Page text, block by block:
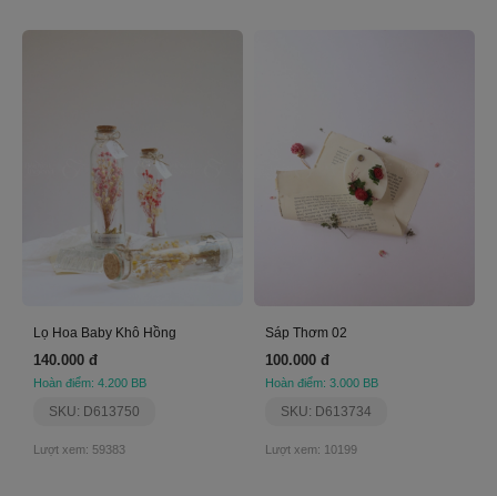
Lọ Hoa Baby Khô Hồng
140.000 đ
Hoàn điểm: 4.200 BB
SKU: D613750
Lượt xem: 59383
Sáp Thơm 02
100.000 đ
Hoàn điểm: 3.000 BB
SKU: D613734
Lượt xem: 10199